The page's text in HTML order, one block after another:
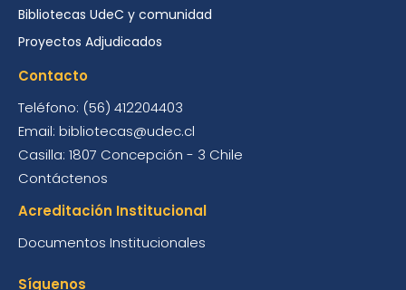
Bibliotecas UdeC y comunidad
Proyectos Adjudicados
Contacto
Teléfono: (56) 412204403
Email: bibliotecas@udec.cl
Casilla: 1807 Concepción - 3 Chile
Contáctenos
Acreditación Institucional
Documentos Institucionales
Síguenos